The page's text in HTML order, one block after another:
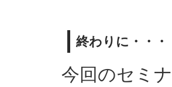
終わりに・・・
今回のセミ